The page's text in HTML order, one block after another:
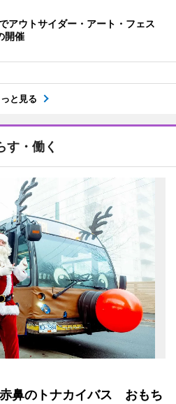
アウトサイダー・アート・フェス
開催
と見る
す・働く
鼻のトナカイバス おもち